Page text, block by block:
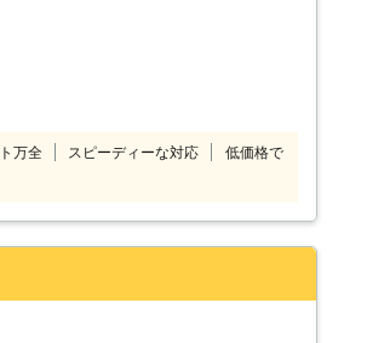
脅かす存在です。 STサービスは、お
生活を取り戻せるように迅速に24
んなとき
寝室にムカデが出たので駆除したい
。 ・家の中で頻繁にムカデが発生
き。 STサービスでは、
ています。 駆除はもちろん、被害
ます。 また気楽に依頼できるよう
います。 ぜひ、弊社までお気軽に
万全 スピーディーな対応
低価格で